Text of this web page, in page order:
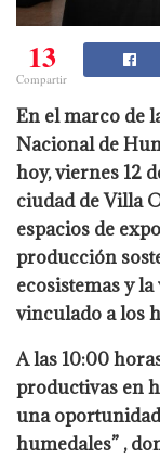
13
Compartir
En el marco de
Nacional de
hoy, viernes 12
ciudad de Villa
espacios de
producción
ecosistemas y
vinculado a los
A las 10:00
productivas en
una
humedales” ,